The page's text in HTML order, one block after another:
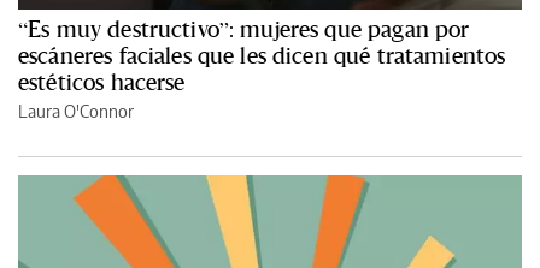
“Es muy destructivo”: mujeres que pagan por
escáneres faciales que les dicen qué tratamientos
estéticos hacerse
Laura O'Connor